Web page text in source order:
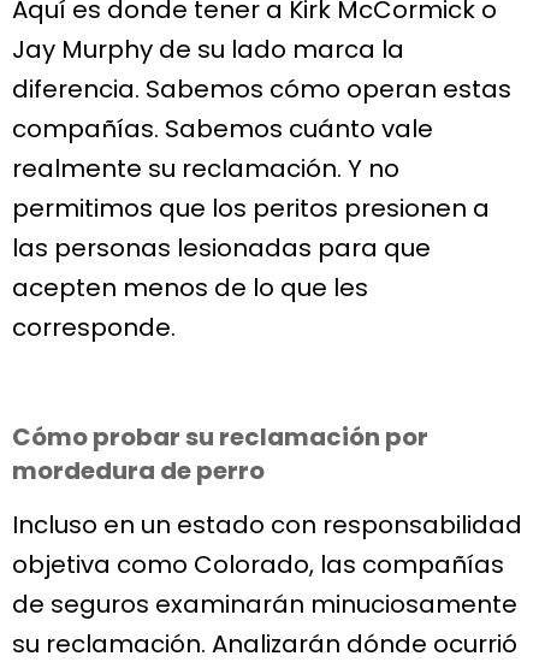
Aquí es donde tener a Kirk McCormick o
Jay Murphy de su lado marca la
diferencia. Sabemos cómo operan estas
compañías. Sabemos cuánto vale
realmente su reclamación. Y no
permitimos que los peritos presionen a
las personas lesionadas para que
acepten menos de lo que les
corresponde.
Cómo probar su reclamación por
mordedura de perro
Incluso en un estado con responsabilidad
objetiva como Colorado, las compañías
de seguros examinarán minuciosamente
su reclamación. Analizarán dónde ocurrió